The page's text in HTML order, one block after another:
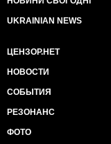
UKRAINIAN NEWS
ЦЕНЗОР.НЕТ
НОВОСТИ
СОБЫТИЯ
РЕЗОНАНС
ФОТО